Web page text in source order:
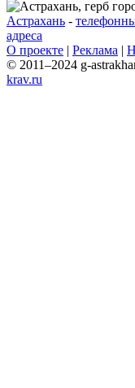
Астрахань -
адреса
О проекте | Реклама |
© 2011–2024 g-
krav.ru